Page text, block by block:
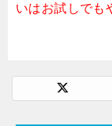
いはお試しでも